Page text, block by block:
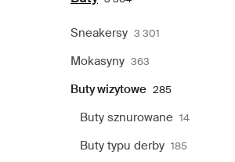
Sneakersy 3 301
Mokasyny 363
Buty wizytowe 285
Buty sznurowane 14
Buty typu derby 185